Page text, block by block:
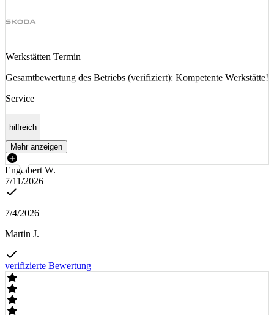
Werkstätten Termin
Gesamtbewertung des Betriebs (verifiziert): Kompetente Werkstätte!
Service
hilfreich
Mehr anzeigen
Engelbert W.
7/11/2026
7/4/2026
Martin J.
verifizierte Bewertung